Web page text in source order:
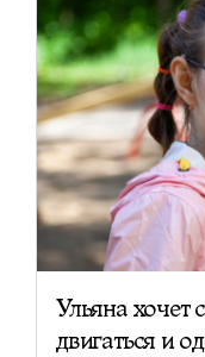
Ульяна хочет
двигаться и